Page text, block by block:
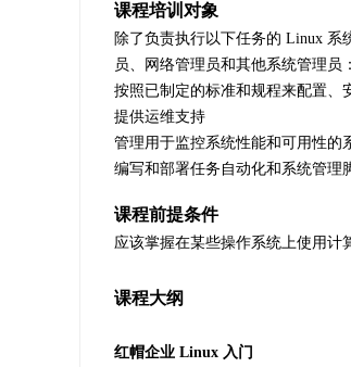
课程培训对象
除了负责执行以下任务的 Linux 系
员、网络管理员和其他系统管理员：
按照已制定的标准和规程来配置、
提供运维支持
管理用于监控系统性能和可用性的
编写和部署任务自动化和系统管理
课程前提条件
应该掌握在某些操作系统上使用计
课程大纲
红帽企业 Linux 入门